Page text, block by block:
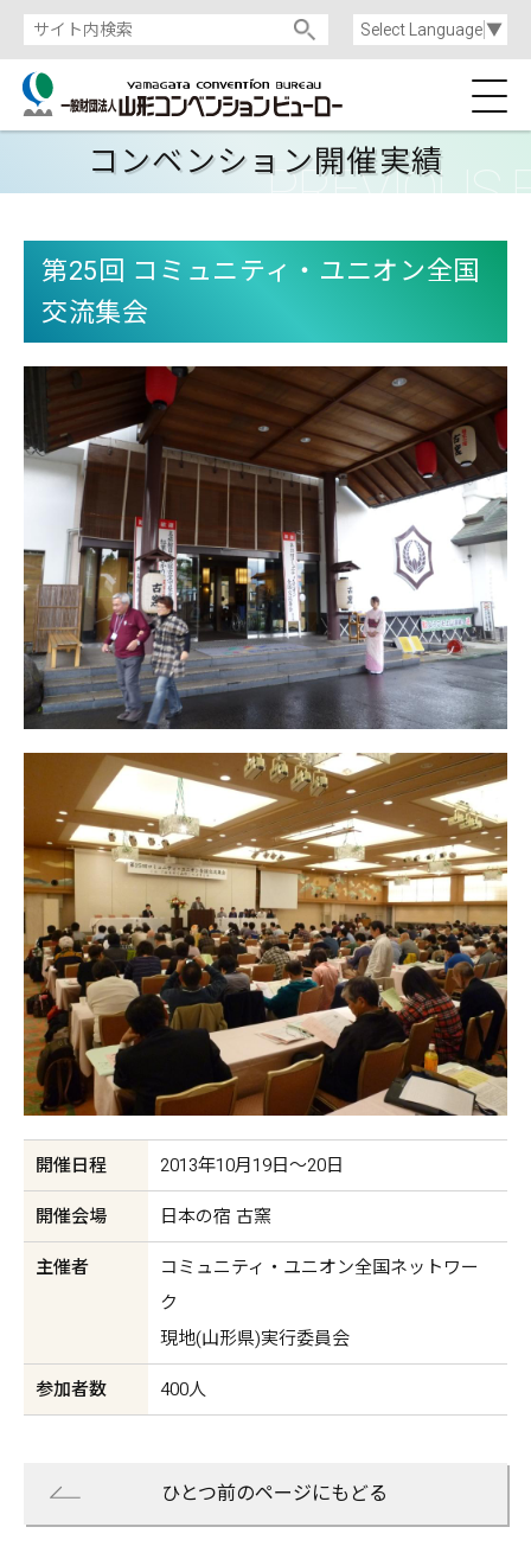
Select Language▼
コンベンション開催実績
第25回 コミュニティ・ユニオン全国
交流集会
開催日程 2013年10月19日〜20日
開催会場 日本の宿 古窯
主催者
コミュニティ・ユニオン全国ネットワー
ク
現地(山形県)実行委員会
参加者数 400人
ひとつ前のページにもどる